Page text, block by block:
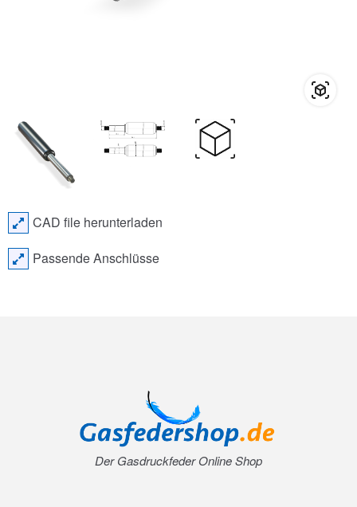
CAD file herunterladen
Passende Anschlüsse
Der Gasdruckfeder Online Shop